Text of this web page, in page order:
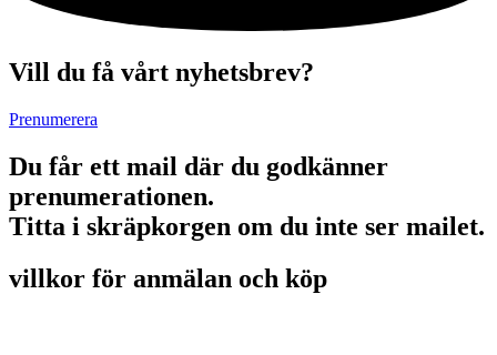
Vill du få vårt nyhetsbrev?
Prenumerera
Du får ett mail där du godkänner
prenumerationen.
Titta i skräpkorgen om du inte ser mailet.
villkor för anmälan och köp